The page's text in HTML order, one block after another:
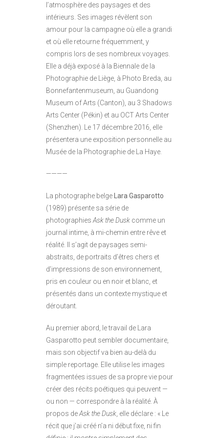
l’atmosphère des paysages et des
intérieurs. Ses images révèlent son
amour pour la campagne où elle a grandi
et où elle retourne fréquemment, y
compris lors de ses nombreux voyages.
Elle a déjà exposé à la Biennale de la
Photographie de Liège, à Photo Breda, au
Bonnefantenmuseum, au Guandong
Museum of Arts (Canton), au 3 Shadows
Arts Center (Pékin) et au OCT Arts Center
(Shenzhen). Le 17 décembre 2016, elle
présentera une exposition personnelle au
Musée de la Photographie de La Haye.
————
La photographe belge
Lara Gasparotto
(1989) présente sa série de
photographies Ask the Dusk comme un
journal intime, à mi-chemin entre rêve et
réalité. Il s’agit de paysages semi-
abstraits, de portraits d’êtres chers et
d’impressions de son environnement,
pris en couleur ou en noir et blanc, et
présentés dans un contexte mystique et
déroutant.
Au premier abord, le travail de Lara
Gasparotto peut sembler documentaire,
mais son objectif va bien au-delà du
simple reportage. Elle utilise les images
fragmentées issues de sa propre vie pour
créer des récits poétiques qui peuvent —
ou non — correspondre à la réalité. À
propos deAsk the Dusk , elle déclare : « Le
récit que j’ai créé n’a ni début fixe, ni fin